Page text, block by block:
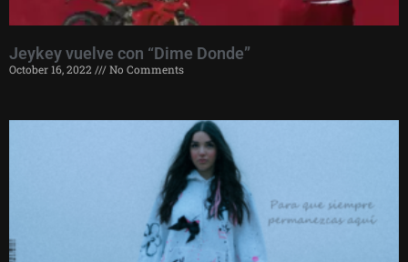
Jeykey vuelve con “Dime Donde”
October 16, 2022 No Comments